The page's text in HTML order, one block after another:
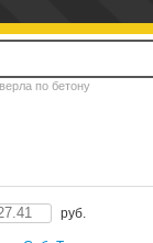
по бетону
руб.